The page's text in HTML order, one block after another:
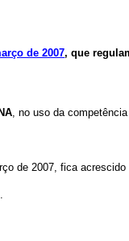
de 2007, que
, no uso da
de 2007, fica